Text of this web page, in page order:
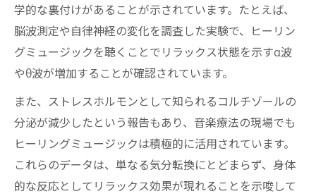
学的な裏付けがあることが示されています。たとえば、
脳波測定や自律神経の変化を調査した実験で、ヒーリン
グミュージックを聴くことでリラックス状態を示すα波
やθ波が増加することが確認されています。
また、ストレスホルモンとして知られるコルチゾールの
分泌が減少したという報告もあり、音楽療法の現場でも
ヒーリングミュージックは積極的に活用されています。
これらのデータは、単なる気分転換にとどまらず、身体
的な反応としてリラックス効果が現れることを示唆して